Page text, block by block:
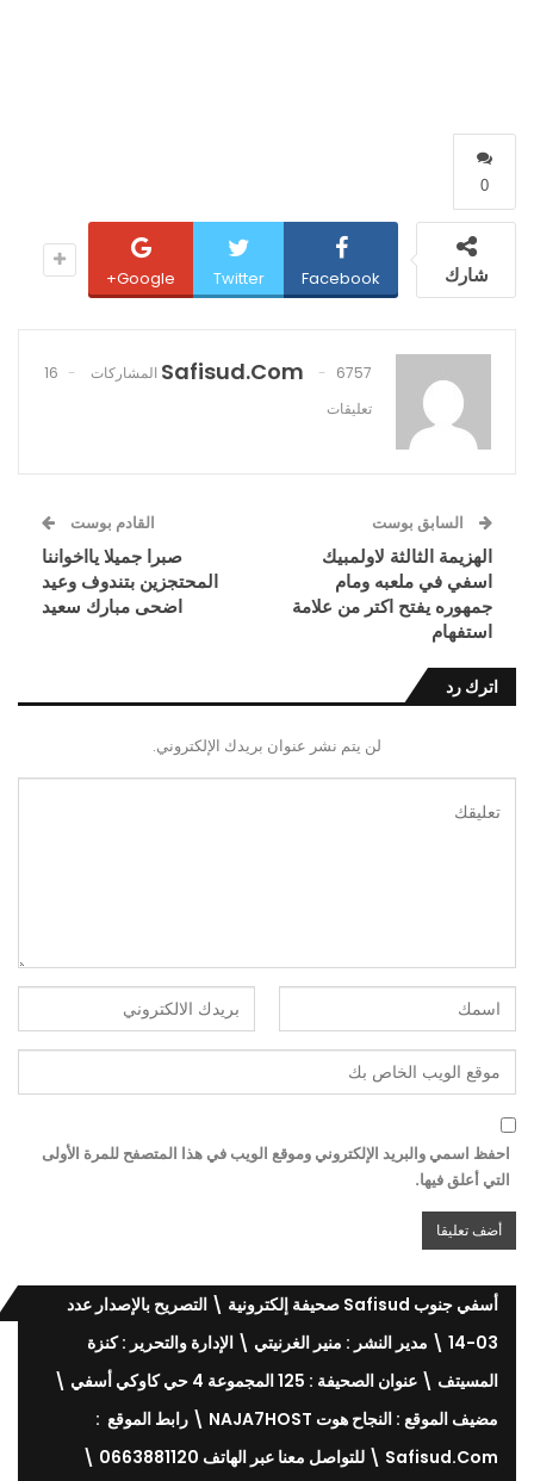
0
شارك Facebook
Twitter
Google+
Safisud.com 6757 المشاركات
16
تعليقات
السابق بوست
الهزيمة الثالثة لاولمبيك
اسفي في ملعبه ومام
جمهوره يفتح اكتر من علامة
استفهام
القادم بوست
صبرا جميلا يااخواننا
المحتجزين بتندوف وعيد
اضحى مبارك سعيد
اترك رد
لن يتم نشر عنوان بريدك الإلكتروني.
احفظ اسمي والبريد الإلكتروني وموقع الويب في هذا المتصفح للمرة الأولى
التي أعلق فيها.
أسفي جنوب Safisud صحيفة إلكترونية \ التصريح بالإصدار عدد
03-14 \ مدير النشر : منير الغرنيتي \ الإدارة والتحرير : كنزة
المسيتف \ عنوان الصحيفة : 125 المجموعة 4 حي كاوكي أسفي \
مضيف الموقع : النجاح هوت NAJA7HOST \ رابط الموقع :
Safisud.com \ للتواصل معنا عبر الهاتف 0663881120 \